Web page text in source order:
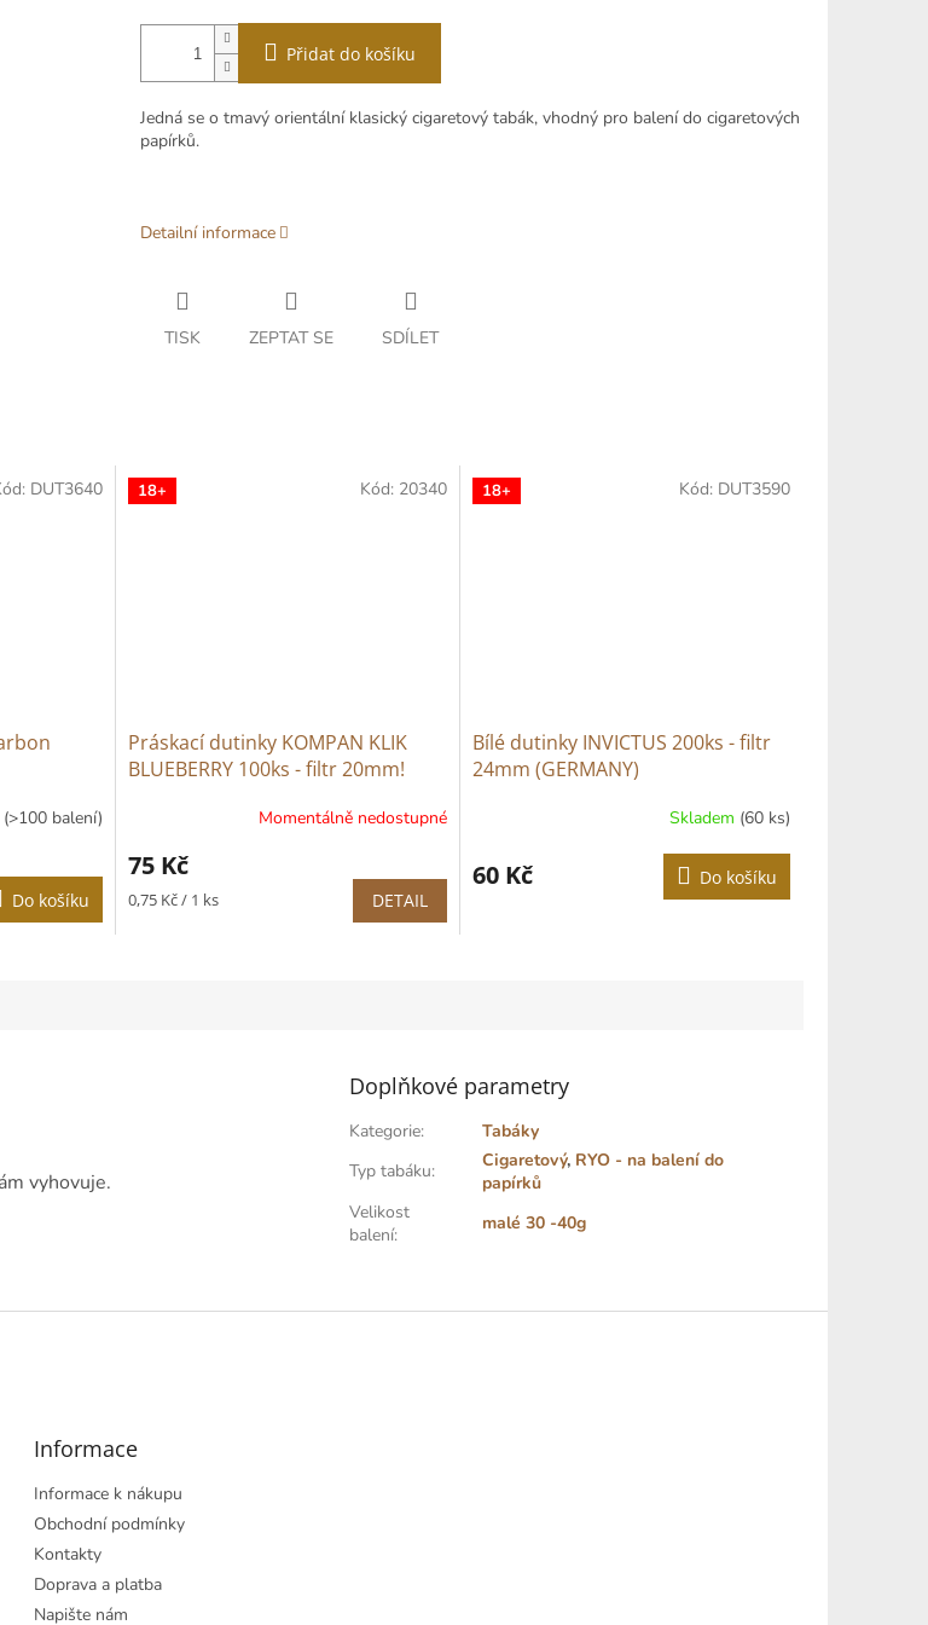
Přidat do košíku
Jedná se o tmavý orientální klasický cigaretový tabák, vhodný pro balení do cigaretových
papírků.
Detailní informace
TISK ZEPTAT SE SDÍLET
(>100 balení)
Do košíku
DUT3640 18+
Práskací dutinky KOMPAN KLIK
BLUEBERRY 100ks - filtr 20mm!
Momentálně nedostupné
75 Kč
Měrná
0,75 Kč / 1 ks DETAIL
Kód: 20340 18+
Bílé dutinky INVICTUS 200ks - filtr
24mm (GERMANY)
Skladem (60 ks)
60 Kč Do košíku
Kód: DUT3590
vyhovuje.
Doplňkové parametry
Kategorie:
Tabáky
Typ tabáku: Cigaretový, RYO - na balení do
papírků
Velikost
balení:
malé 30 -40g
Informace
Informace k nákupu
Obchodní podmínky
Kontakty
Doprava a platba
Napište nám